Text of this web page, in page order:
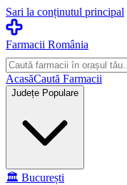
Sari la conținutul principal
Farmacii România
AcasăCaută Farmacii
Județe Populare
🏛️ București